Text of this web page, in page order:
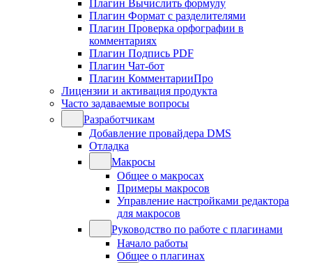
Плагин Вычислить формулу
Плагин Формат с разделителями
Плагин Проверка орфографии в
комментариях
Плагин Подпись PDF
Плагин Чат-бот
Плагин КомментарииПро
Лицензии и активация продукта
Часто задаваемые вопросы
Разработчикам
Добавление провайдера DMS
Отладка
Макросы
Общее о макросах
Примеры макросов
Управление настройками редактора
для макросов
Руководство по работе с плагинами
Начало работы
Общее о плагинах